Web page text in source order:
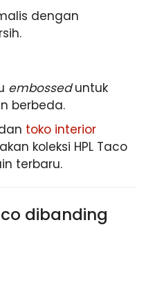
dengan
embosseduntuk
berbeda.
toko interior
koleksi HPL Taco
terbaru.
dibanding